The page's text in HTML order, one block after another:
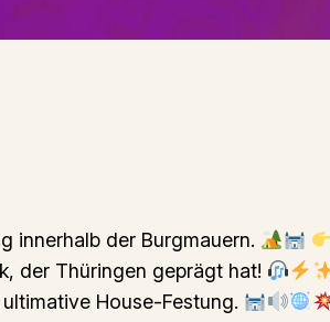
innerhalb der Burgmauern.
der Thüringen geprägt hat!
House-Festung.